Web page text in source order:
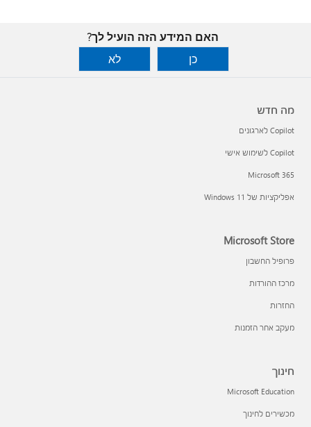
האם המידע הזה הועיל לך?
כן
לא
מה חדש
Copilot לארגונים
Copilot לשימוש אישי
Microsoft 365
אפליקציות של Windows 11‏
Microsoft Store
פרופיל החשבון
מרכז ההורדות
החזרות
מעקב אחר הזמנות
חינוך
Microsoft Education
מכשירים לחינוך